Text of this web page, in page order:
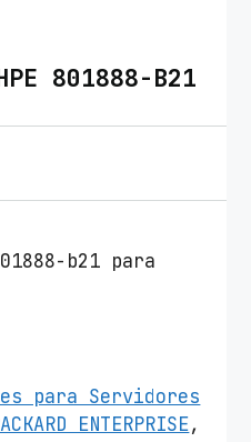
801888-B21
b21 para
para Servidores
ENTERPRISE,